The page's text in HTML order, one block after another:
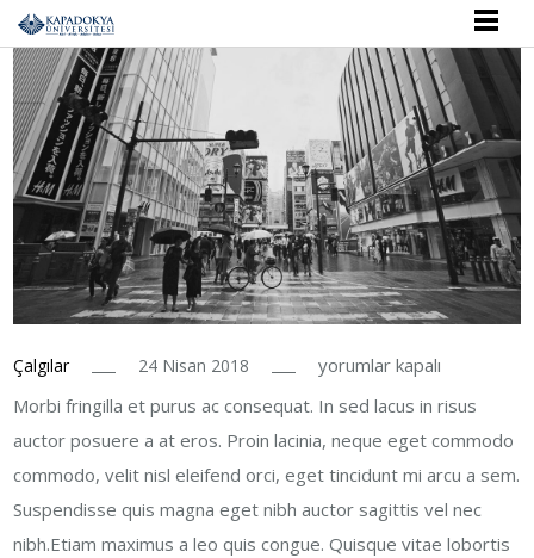
Çalgılar 24 Nisan 2018
The
List
Of
Best
Travel
Destinations
yorumlar kapalı
Morbi fringilla et purus ac consequat. In sed lacus in risus
auctor posuere a at eros. Proin lacinia, neque eget commodo
commodo, velit nisl eleifend orci, eget tincidunt mi arcu a sem.
Suspendisse quis magna eget nibh auctor sagittis vel nec
nibh.Etiam maximus a leo quis congue. Quisque vitae lobortis